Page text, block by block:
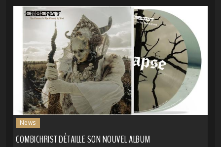
News
COMBICHRIST DÉTAILLE SON NOUVEL ALBUM